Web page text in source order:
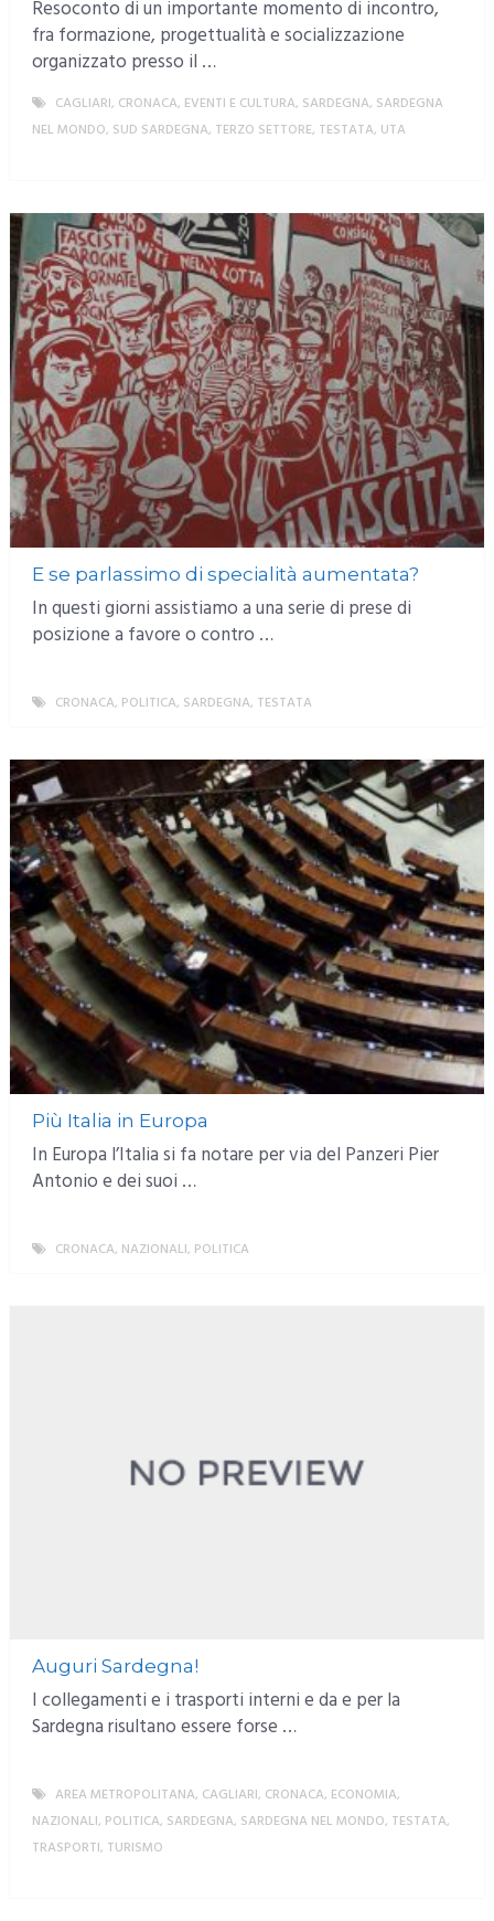
Resoconto di un importante momento di incontro,
fra formazione, progettualità e socializzazione
organizzato presso il …
CAGLIARI, CRONACA, EVENTI E CULTURA, SARDEGNA, SARDEGNA
NEL MONDO, SUD SARDEGNA, TERZO SETTORE, TESTATA, UTA
E se parlassimo di specialità aumentata?
In questi giorni assistiamo a una serie di prese di
posizione a favore o contro …
CRONACA, POLITICA, SARDEGNA, TESTATA
Più Italia in Europa
In Europa l’Italia si fa notare per via del Panzeri Pier
Antonio e dei suoi …
CRONACA, NAZIONALI, POLITICA
Auguri Sardegna!
I collegamenti e i trasporti interni e da e per la
Sardegna risultano essere forse …
AREA METROPOLITANA, CAGLIARI, CRONACA, ECONOMIA,
NAZIONALI, POLITICA, SARDEGNA, SARDEGNA NEL MONDO, TESTATA,
TRASPORTI, TURISMO